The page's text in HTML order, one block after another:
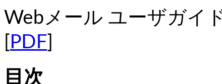
Webメール ユーザガイ
PDF
目次